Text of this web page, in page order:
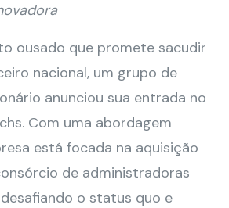
ousado que promete sacudir
nacional, um grupo de
anunciou sua entrada no
Com uma abordagem
está focada na aquisição
de administradoras
o status quo e